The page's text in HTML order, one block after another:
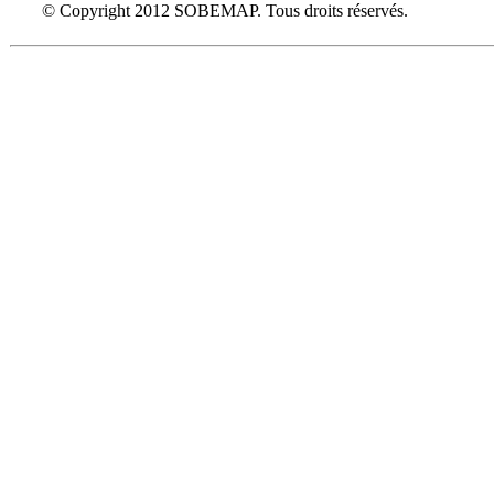
© Copyright 2012 SOBEMAP. Tous droits réservés.